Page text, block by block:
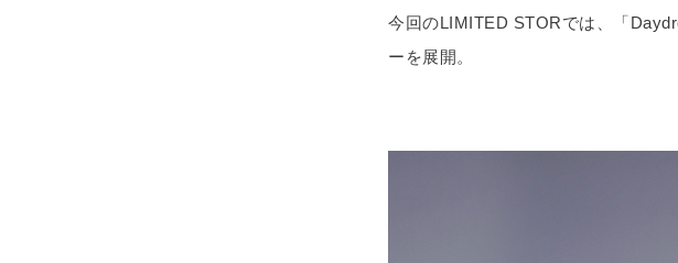
今回のLIMITED STORでは、「
ーを展開。